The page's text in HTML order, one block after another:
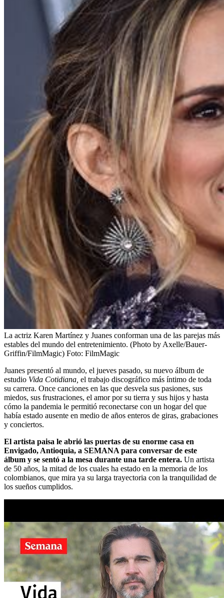
La actriz Karen Martínez y Juanes conforman una de las parejas más
estables del mundo del entretenimiento. (Photo by Axelle/Bauer-
Griffin/FilmMagic) Foto: FilmMagic
Juanes presentó al mundo, el jueves pasado, su nuevo álbum de
estudio Vida Cotidiana, el trabajo discográfico más íntimo de toda
su carrera. Once canciones en las que desvela sus pasiones, sus
miedos, sus frustraciones, el amor por su tierra y sus hijos y hasta
cómo la pandemia le permitió reconectarse con un hogar del que
había estado ausente en medio de años enteros de giras, grabaciones
y conciertos.
El artista paisa le abrió las puertas de su enorme casa en
Envigado, Antioquia, a SEMANA para conversar de este
álbum y se sentó a la mesa durante una tarde entera. Un artista
de 50 años, la mitad de los cuales ha estado en la memoria de los
colombianos, que mira ya su larga trayectoria con la tranquilidad de
los sueños cumplidos.